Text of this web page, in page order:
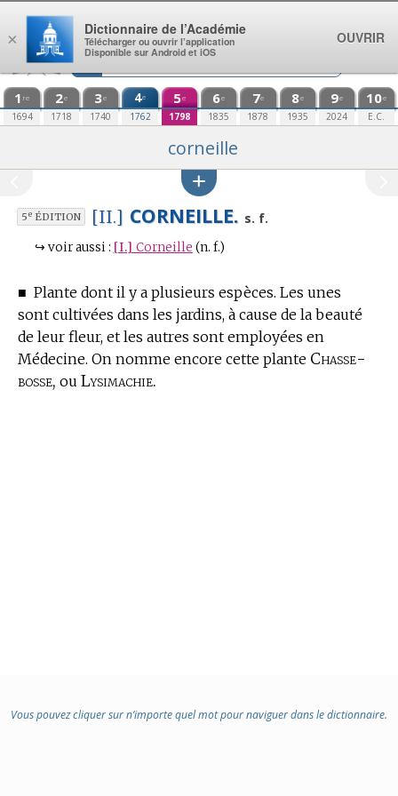
Aller au contenu
1 re
1694
2e
1718
3e
1740
4e
1762
5e
1798
6e
1835
7e
1878
8e
1935
9e
2024
10e
E.C.
corneille
5eÉDITION [II.] CORNEILLE. s. f.
↪ voir aussi : [I.] Corneille (n. f.)
■ Plante dont il y a plusieurs espèces. Les unes
sont cultivées dans les jardins, à cause de la beauté
de leur fleur, et les autres sont employées en
Médecine. On nomme encore cette plante Chasse-
bosse, ou Lysimachie.
Vous pouvez cliquer sur n’importe quel mot pour naviguer dans le dictionnaire.
×
Dictionnaire de l’Académie
Télécharger ou ouvrir l’application
Disponible sur Android et iOS
OUVRIR